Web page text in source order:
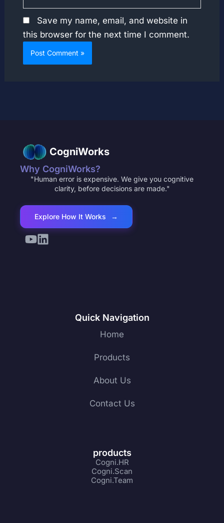
Save my name, email, and website in
this browser for the next time I comment.
CogniWorks
Why CogniWorks?
"Human error is expensive. We give you cognitive
clarity, before decisions are made."
Explore How It Works
Quick Navigation
Home
Products
About Us
Contact Us
products
Cogni.HR
Cogni.Scan
Cogni.Team